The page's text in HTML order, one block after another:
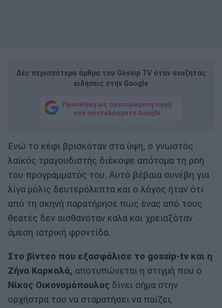
Δες περισσότερα άρθρα του Gossip TV όταν αναζητάς
ειδήσεις στην Google
Προσθήκη ως προτιμώμενη πηγή
στα αποτελέσματα Google
Ενώ το κέφι βρισκόταν στα ύψη, ο γνωστός
λαϊκός τραγουδιστής διέκοψε απότομα τη ροή
του προγράμματός του. Αυτό βέβαια συνέβη για
λίγα μόλις δευτερόλεπτα και ο λόγος ήταν ότι
από τη σκηνή παρατήρησε πως ένας από τους
θεατές δεν αισθανόταν καλά και χρειαζόταν
άμεση ιατρική φροντίδα.
Στο βίντεο που εξασφάλισε το gossip-tv και η
Ζήνα Καρκαλά, αποτυπώνεται η στιγμή που ο
Νίκος Οικονομόπουλος δίνει σήμα στην
ορχήστρα του να σταματήσει να παίζει,